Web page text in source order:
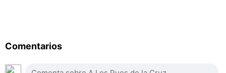
Comentarios